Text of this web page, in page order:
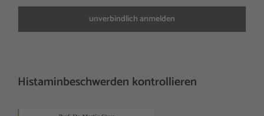
Histaminbeschwerden kontrollieren